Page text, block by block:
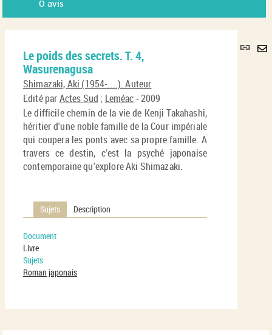
0avis
Lien
Le poids des secrets. T. 4,
Wasurenagusa
Shimazaki, Aki (1954-....). Auteur
Edité parActes Sud ; Leméac- 2009
Le difficile chemin de la vie de Kenji Takahashi,
héritier d'une noble famille de la Cour impériale
qui coupera les ponts avec sa propre famille. A
travers ce destin, c'est la psyché japonaise
contemporaine qu'explore Aki Shimazaki.
Sujets Description
Document
Livre
Sujets
Roman japonais